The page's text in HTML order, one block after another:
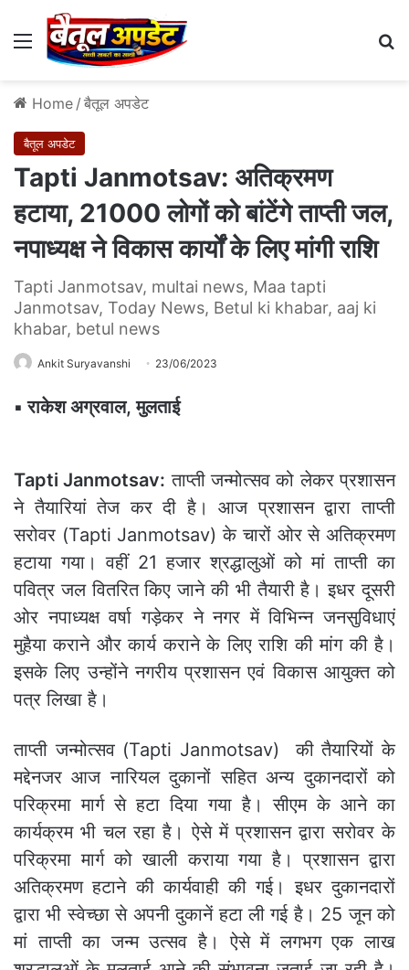
Menu
Home / बैतूल अपडेट
बैतूल अपडेट
Tapti Janmotsav: अतिक्रमण
हटाया, 21000 लोगों को बांटेंगे ताप्ती जल,
नपाध्यक्ष ने विकास कार्यों के लिए मांगी राशि
Tapti Janmotsav, multai news, Maa tapti
Janmotsav, Today News, Betul ki khabar, aaj ki
khabar, betul news
Ankit Suryavanshi 23/06/2023
▪️राकेश अग्रवाल, मुलताई
Tapti Janmotsav: ताप्ती जन्मोत्सव को लेकर प्रशासन
ने तैयारियां तेज कर दी है। आज प्रशासन द्वारा ताप्ती
सरोवर (Tapti Janmotsav) के चारों ओर से अतिक्रमण
हटाया गया। वहीं 21 हजार श्रद्धालुओं को मां ताप्ती का
पवित्र जल वितरित किए जाने की भी तैयारी है। इधर दूसरी
ओर नपाध्यक्ष वर्षा गड़ेकर ने नगर में विभिन्न जनसुविधाएं
मुहैया कराने और कार्य कराने के लिए राशि की मांग की है।
इसके लिए उन्होंने नगरीय प्रशासन एवं विकास आयुक्त को
पत्र लिखा है।
ताप्ती जन्मोत्सव (Tapti Janmotsav) की तैयारियों के
मद्देनजर आज नारियल दुकानों सहित अन्य दुकानदारों को
परिक्रमा मार्ग से हटा दिया गया है। सीएम के आने का
कार्यक्रम भी चल रहा है। ऐसे में प्रशासन द्वारा सरोवर के
परिक्रमा मार्ग को खाली कराया गया है। प्रशासन द्वारा
अतिक्रमण हटाने की कार्यवाही की गई। इधर दुकानदारों
द्वारा भी स्वेच्छा से अपनी दुकानें हटा ली गई है। 25 जून को
मां ताप्ती का जन्म उत्सव है। ऐसे में लगभग एक लाख